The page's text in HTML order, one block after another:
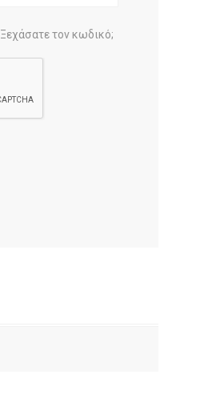
Ξεχάσατε τον κωδικό;